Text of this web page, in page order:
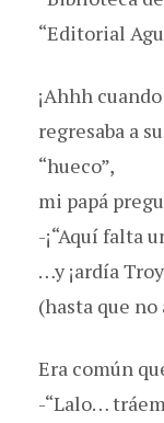
“Editorial
¡Ahhh
regresaba a
“hueco”,
mi papá
-¡“Aquí falta
…y ¡ardía
(hasta que
Era común
-“Lalo…